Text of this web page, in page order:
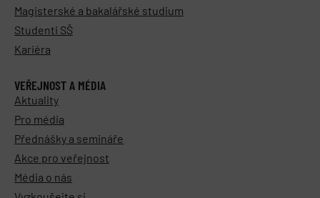
Magisterské a bakalářské studium
Studenti SŠ
Kariéra
VEŘEJNOST A MÉDIA
Aktuality
Pro média
Přednášky a semináře
Akce pro veřejnost
Média o nás